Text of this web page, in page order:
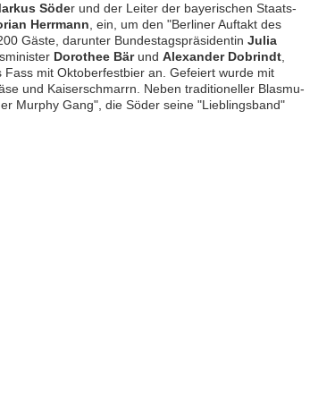
Söder und der Lei­ter der baye­ri­schen Staats­
Herr­mann , ein, um den "Ber­li­ner Auf­takt des
Gäste, dar­un­ter Bun­des­tags­prä­si­den­tin Julia
Do­ro­thee Bär und Alex­an­der Dobrindt
mit Ok­to­ber­fest­bier an. Ge­fei­ert wurde mit
und Kai­ser­schmarrn. Neben tra­di­tio­nel­ler Blas­mu­
Mur­phy Gang", die Söder seine "Lieb­lings­band"